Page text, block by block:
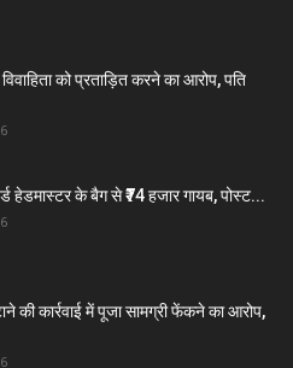
को प्रताड़ित करने का आरोप, पति
हेडमास्टर के बैग से ₹74 हजार गायब, पोस्ट...
की कार्रवाई में पूजा सामग्री फेंकने का आरोप,